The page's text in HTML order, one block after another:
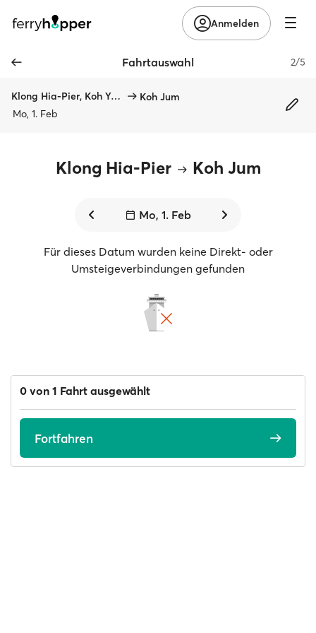
Anmelden
Fahrtauswahl 2/5
Klong Hia-Pier, Koh Yao Yai
Koh Jum
Mo, 1. Feb
Klong Hia-Pier Koh Jum
Mo, 1. Feb
Für dieses Datum wurden keine Direkt- oder
Umsteigeverbindungen gefunden
0 von 1 Fahrt ausgewählt
Fortfahren